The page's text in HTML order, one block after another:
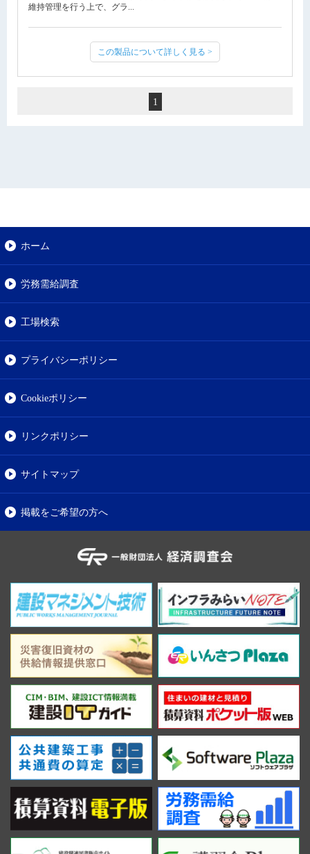
維持管理を行う上で、グラ...
この製品について詳しく見る >
1
ホーム
労務需給調査
工場検索
プライバシーポリシー
Cookieポリシー
リンクポリシー
サイトマップ
掲載をご希望の方へ